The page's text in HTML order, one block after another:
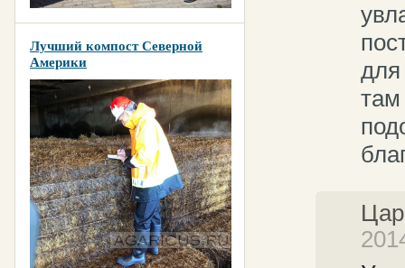
Лучший компост Северной
Америки
для
там